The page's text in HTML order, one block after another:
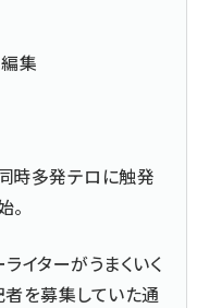
集
時多発テロに触発
。
イターがうまくいく
者を募集していた通